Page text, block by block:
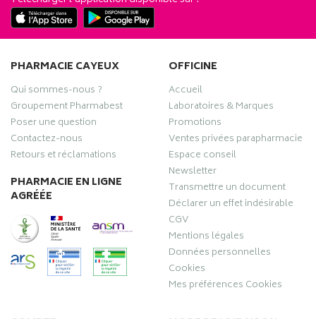
PHARMACIE CAYEUX
Qui sommes-nous ?
Groupement Pharmabest
Poser une question
Contactez-nous
Retours et réclamations
PHARMACIE EN LIGNE
AGRÉÉE
OFFICINE
Accueil
Laboratoires & Marques
Promotions
Ventes privées parapharmacie
Espace conseil
Newsletter
Transmettre un document
Déclarer un effet indésirable
CGV
Mentions légales
Données personnelles
Cookies
Mes préférences Cookies